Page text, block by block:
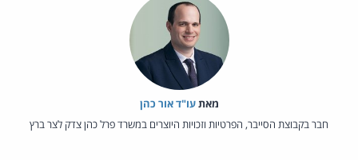
מאת‏עו"ד אור כהן
חבר בקבוצת הסייבר, הפרטיות וזכויות היוצרים במשרד פרל כהן צדק לצר ברץ